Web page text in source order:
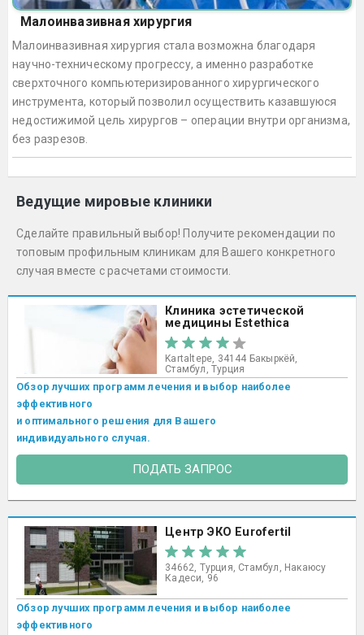
Малоинвазивная хирургия
Малоинвазивная хирургия стала возможна благодаря
научно-техническому прогрессу, а именно разработке
сверхточного компьютеризированного хирургического
инструмента, который позволил осуществить казавшуюся
недостижимой цель хирургов – операции внутри организма,
без разрезов.
Ведущие мировые клиники
Сделайте правильный выбор! Получите рекомендации по
топовым профильным клиникам для Вашего конкретного
случая вместе с расчетами стоимости.
Клиника эстетической
медицины Estethica
Kartaltepe, 34144 Бакыркёй,
Стамбул, Турция
Обзор лучших программ лечения и выбор наиболее
эффективного
и оптимального решения для Вашего
индивидуального случая.
ПОДАТЬ ЗАПРОС
Центр ЭКО Eurofertil
34662, Турция, Стамбул, Накаюсу
Кадеси, 96
Обзор лучших программ лечения и выбор наиболее
эффективного